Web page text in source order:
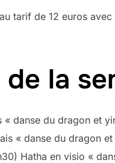
tarif de 12 euros
la
« danse du dragon et
« danse du dragon
Hatha en visio «